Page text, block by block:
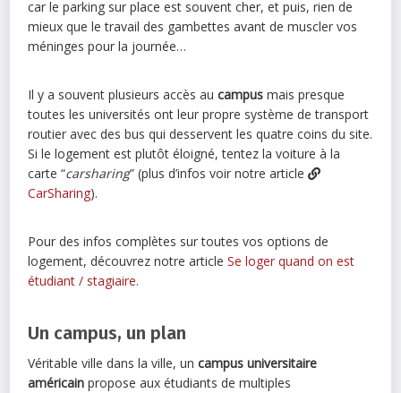
car le parking sur place est souvent cher, et puis, rien de
mieux que le travail des gambettes avant de muscler vos
méninges pour la journée…
Il y a souvent plusieurs accès aucampus mais presque
toutes les universités ont leur propre système de transport
routier avec des bus qui desservent les quatre coins du site.
Si le logement est plutôt éloigné, tentez la voiture à la
carte “carsharing” (plus d’infos voir notre article
CarSharing).
Pour des infos complètes sur toutes vos options de
logement, découvrez notre articleSe loger quand on est
étudiant / stagiaire.
Un campus, un plan
Véritable ville dans la ville, uncampus universitaire
américain propose aux étudiants de multiples